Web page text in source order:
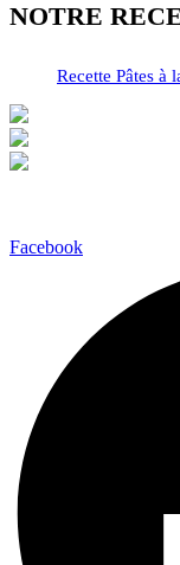
NOTRE
Recette Pâtes à
Facebook